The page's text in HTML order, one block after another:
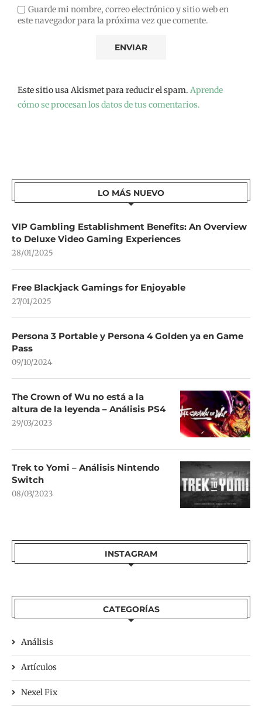
Guarde mi nombre, correo electrónico y sitio web en
este navegador para la próxima vez que comente.
Este sitio usa Akismet para reducir el spam. Aprende
cómo se procesan los datos de tus comentarios.
LO MÁS NUEVO
VIP Gambling Establishment Benefits: An Overview
to Deluxe Video Gaming Experiences
28/01/2025
Free Blackjack Gamings for Enjoyable
27/01/2025
Persona 3 Portable y Persona 4 Golden ya en Game
Pass
09/10/2024
The Crown of Wu no está a la
altura de la leyenda – Análisis PS4
29/03/2023
Trek to Yomi – Análisis Nintendo
Switch
08/03/2023
INSTAGRAM
CATEGORÍAS
Análisis
Artículos
Nexel Fix